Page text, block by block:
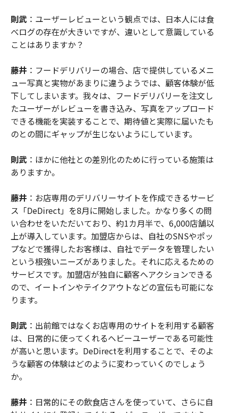
則武：ユーザーレビューという観点では、日本人には食
べログの存在が大きいですが、違いとして意識している
ことはありますか？
藤井：フードデリバリーの場合、店で提供しているメニ
ュー写真と実物があまりに違うようでは、顧客体験が低
下してしまいます。我々は、フードデリバリーを注文し
たユーザーがレビューを書き込み、写真をアップロード
できる機能を実装することで、期待値と実際に届いたも
のとの間にギャップが生じないようにしています。
則武：ほかに他社との差別化のために行っている施策は
ありますか。
藤井：お店専用のデリバリーサイトを作成できるサービ
ス「DeDirect」を8月に開始しました。かなり多くの問
い合わせをいただいており、約1カ月半で、6,000店舗以
上が導入しています。加盟店からは、自社のSNSやポッ
プなどで獲得したお客様は、自社でデータを管理したい
という根強いニーズがありました。それに応えるための
サービスです。加盟店が独自に顧客へアクションできる
ので、イートインやテイクアウトなどの宣伝も可能にな
ります。
則武：出前館ではなくお店専用のサイトを利用する顧客
は、日常的に使ってくれるヘビーユーザーである可能性
が高いと思います。DeDirectを利用することで、そのよ
うな顧客の体験はどのように変わっていくのでしょう
か。
藤井：日常的にその飲食店さんを使っていて、さらに自